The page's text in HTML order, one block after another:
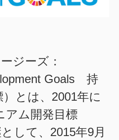
ジーズ：
Goals 持
とは、2001年に
アム開発目標
して、2015年9月